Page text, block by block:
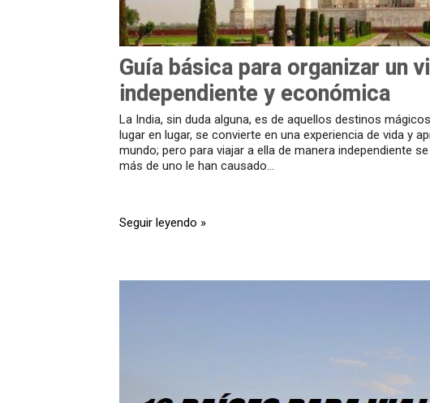
Guía básica para organizar un
independiente y económica
La India, sin duda alguna, es de aquellos destinos
lugar en lugar, se convierte en una experiencia de vida y
mundo; pero para viajar a ella de manera independiente
más de uno le han causado...
Seguir leyendo »